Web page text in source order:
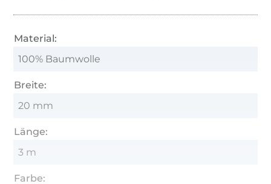
Material:
100% Baumwolle
Breite:
20 mm
Länge:
3 m
Farbe: